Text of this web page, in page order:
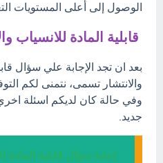
الوصول إلى أعلى المستويات
قابلية المادة للانسياب
بعد ان تجد الإجابة علي سؤال
والانتشار تسمى، نتمنى لكم
وفي حالة كان لديكم اسئلة
جديد.
إجابة سؤال قابلية